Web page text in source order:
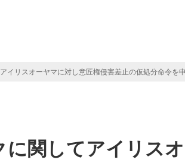
イリスオーヤマに対し意匠権侵害差止の仮処分命令を
に関してアイリス